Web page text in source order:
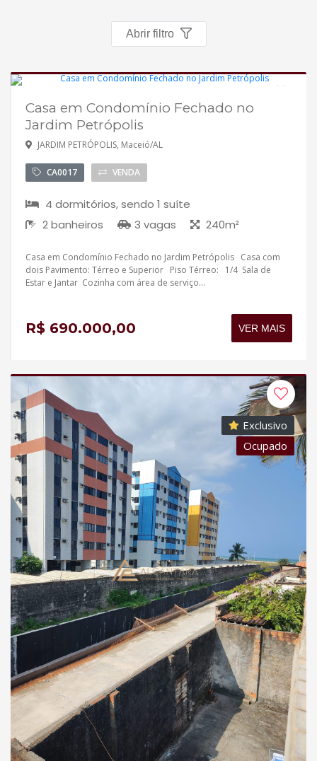
Simulador de financiamento
Negocie seu imóvel
Imóveis favoritos
Contato
Abrir filtro
Casa em Condomínio Fechado no
Jardim Petrópolis
JARDIM PETRÓPOLIS, Maceió/AL
CA0017 VENDA
4 dormitórios, sendo 1 suíte
2 banheiros
3 vagas 240m²
Casa em Condomínio Fechado no Jardim Petrópolis Casa com
dois Pavimento: Térreo e Superior Piso Térreo: 1/4 Sala de
Estar e Jantar Cozinha com área de serviço...
R$ 690.000,00 VER MAIS
Exclusivo
Ocupado